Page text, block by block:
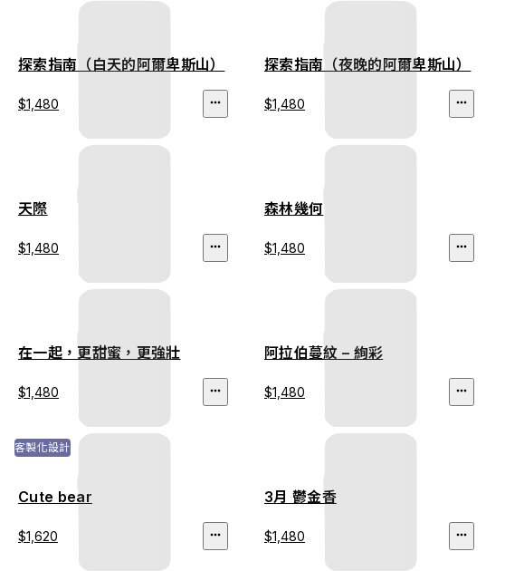
探索指南（白天的阿爾卑斯山）
$1,480
探索指南（夜晚的阿爾卑斯山）
$1,480
天際
$1,480
森林幾何
$1,480
在一起，更甜蜜，更強壯
$1,480
阿拉伯蔓紋 – 絢彩
$1,480
客製化設計
Cute bear
$1,620
3月 鬱金香
$1,480